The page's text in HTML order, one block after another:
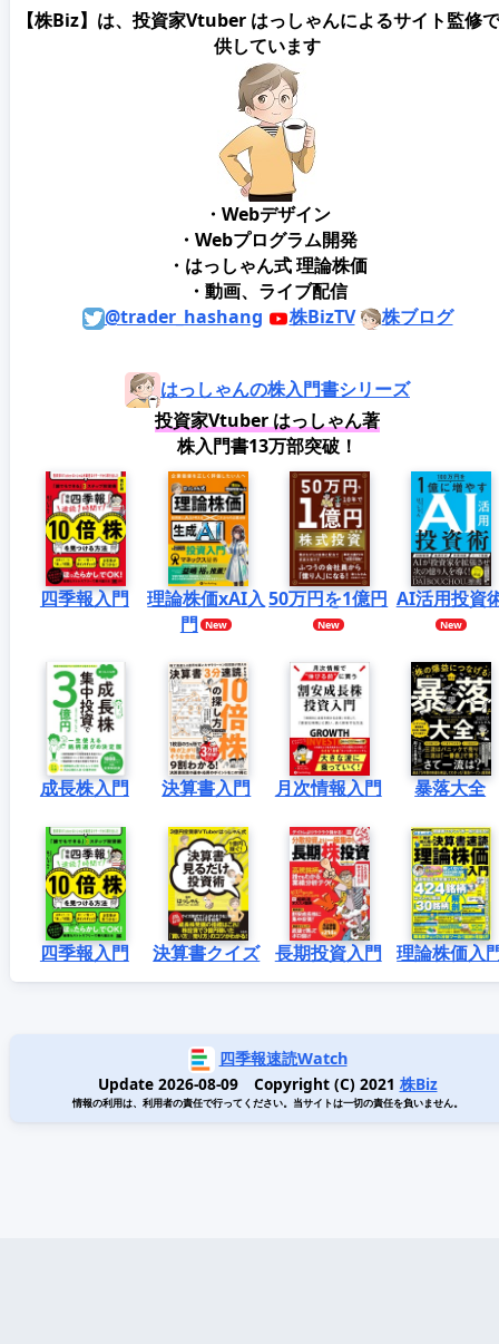
【株Biz】は、投資家Vtuber はっしゃんによるサイト監修
供しています
・Webデザイン
・Webプログラム開発
・はっしゃん式 理論株価
・動画、ライブ配信
@trader_hashang
株BizTV 株ブログ
はっしゃんの株入門書シリーズ
投資家Vtuber はっしゃん著
株入門書13万部突破！
四季報入門
理論株価xAI入
門
50万円を1億円 AI活用投資
成長株入門 決算書入門 月次情報入門 暴落大全
四季報入門 決算書クイズ 長期投資入門 理論株価入
四季報速読Watch
Update 2026-08-09 Copyright (C) 2021 株Biz
情報の利用は、利用者の責任で行ってください。当サイトは一切の責任を負いません。